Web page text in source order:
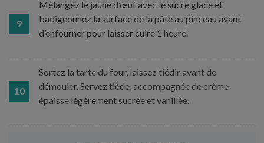
9
Mélangez le jaune d’œuf avec le sucre glace et
badigeonnez la surface de la pâte au pinceau avant
d’enfourner pour laisser cuire 1 heure.
10
Sortez la tarte du four, laissez tiédir avant de
démouler. Servez tiède, accompagnée de crème
épaisse légèrement sucrée et vanillée.